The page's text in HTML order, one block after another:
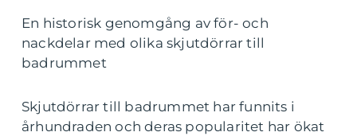
En historisk genomgång av för- och
nackdelar med olika skjutdörrar till
badrummet
Skjutdörrar till badrummet har funnits i
århundraden och deras popularitet har ökat